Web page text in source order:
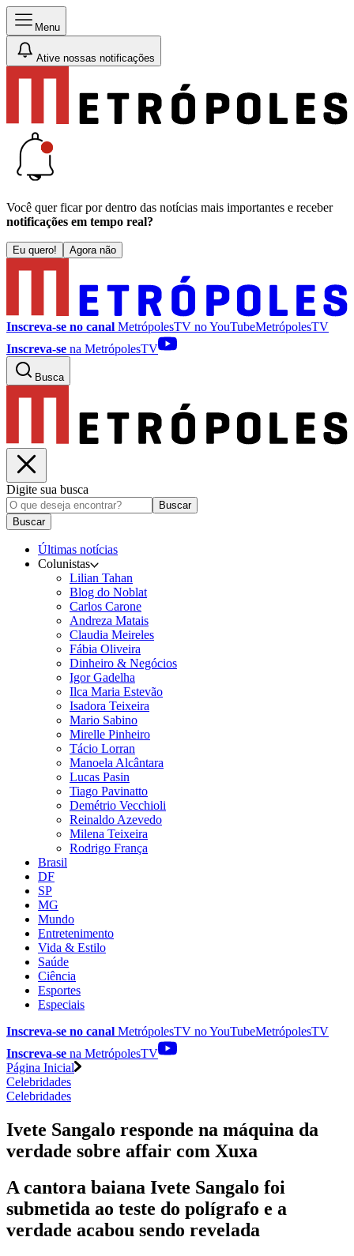
Menu
Ative nossas notificações
Você quer ficar por dentro das notícias mais importantes e receber
notificações em tempo real?
Eu quero! Agora não
Inscreva-se no canal MetrópolesTV noYouTubeMetrópolesTV
Inscreva-se na MetrópolesTV
Busca
Digite sua busca
Buscar
Buscar
Últimas notícias
Colunistas
Lilian Tahan
Blog do Noblat
Carlos Carone
Andreza Matais
Claudia Meireles
Fábia Oliveira
Dinheiro & Negócios
Igor Gadelha
Ilca Maria Estevão
Isadora Teixeira
Mario Sabino
Mirelle Pinheiro
Tácio Lorran
Manoela Alcântara
Lucas Pasin
Tiago Pavinatto
Demétrio Vecchioli
Reinaldo Azevedo
Milena Teixeira
Rodrigo França
Brasil
DF
SP
MG
Mundo
Entretenimento
Vida & Estilo
Saúde
Ciência
Esportes
Especiais
Inscreva-se no canal MetrópolesTV noYouTubeMetrópolesTV
Inscreva-se na MetrópolesTV
Página Inicial
Celebridades
Celebridades
Ivete Sangalo responde na máquina da
verdade sobre affair com Xuxa
A cantora baiana Ivete Sangalo foi
submetida ao teste do polígrafo e a
verdade acabou sendo revelada